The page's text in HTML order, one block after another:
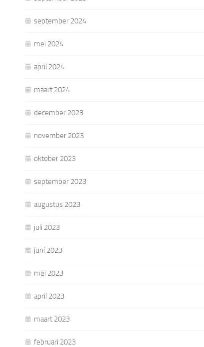
september 2024
mei 2024
april 2024
maart 2024
december 2023
november 2023
oktober 2023
september 2023
augustus 2023
juli 2023
juni 2023
mei 2023
april 2023
maart 2023
februari 2023